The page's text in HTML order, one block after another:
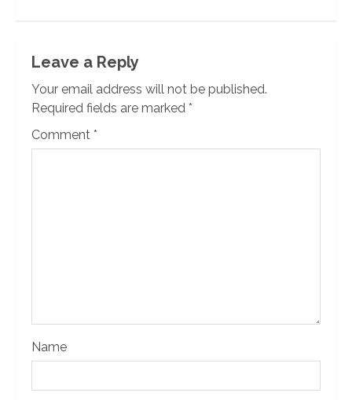
Leave a Reply
Your email address will not be published.
Required fields are marked *
Comment *
Name